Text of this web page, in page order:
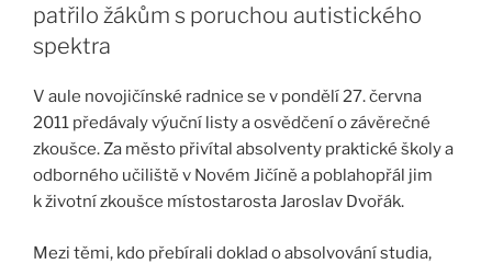
patřilo žákům s poruchou autistického
spektra
V aule novojičínské radnice se v pondělí 27. června
2011 předávaly výuční listy a osvědčení o závěrečné
zkoušce. Za město přivítal absolventy praktické školy a
odborného učiliště v Novém Jičíně a poblahopřál jim
k životní zkoušce místostarosta Jaroslav Dvořák.
Mezi těmi, kdo přebírali doklad o absolvování studia,